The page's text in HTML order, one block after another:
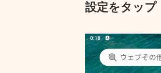
設定をタップ